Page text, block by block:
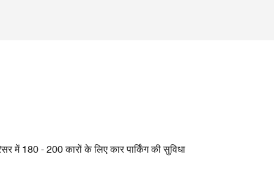
में 180 - 200 कारों के लिए कार पार्किंग की सुविधा